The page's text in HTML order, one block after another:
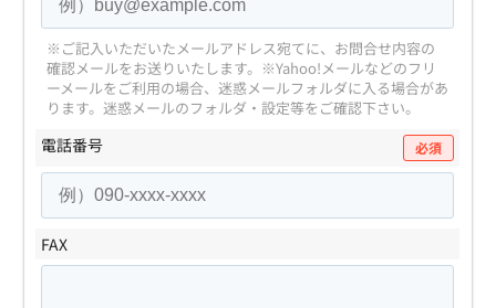
※ご記入いただいたメールアドレス宛てに、お問合せ内容の
確認メールをお送りいたします。 ※Yahoo!メールなどのフリ
ーメールをご利用の場合、迷惑メールフォルダに入る場合があ
ります。迷惑メールのフォルダ・設定等をご確認下さい。
電話番号 必須
FAX